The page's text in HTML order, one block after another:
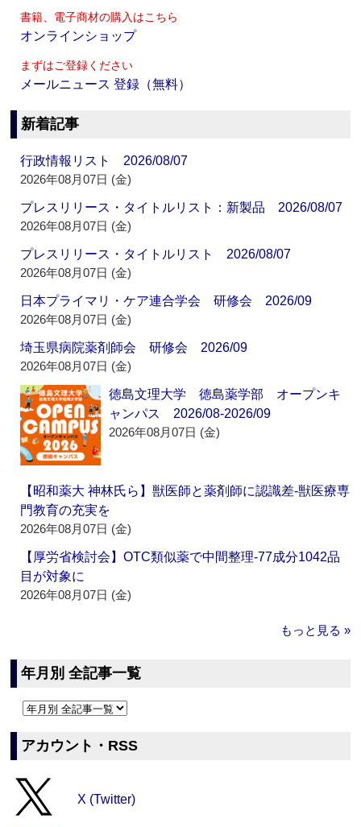
書籍、電子商材の購入はこちら
オンラインショップ
まずはご登録ください
メールニュース 登録（無料）
新着記事
行政情報リスト 2026/08/07
2026年08月07日 (金)
プレスリリース・タイトルリスト：新製品 2026/08/07
2026年08月07日 (金)
プレスリリース・タイトルリスト 2026/08/07
2026年08月07日 (金)
日本プライマリ・ケア連合学会 研修会 2026/09
2026年08月07日 (金)
埼玉県病院薬剤師会 研修会 2026/09
2026年08月07日 (金)
徳島文理大学 徳島薬学部 オープンキ
ャンパス 2026/08-2026/09
2026年08月07日 (金)
【昭和薬大 神林氏ら】獣医師と薬剤師に認識差‐獣医療専
門教育の充実を
2026年08月07日 (金)
【厚労省検討会】OTC類似薬で中間整理‐77成分1042品
目が対象に
2026年08月07日 (金)
もっと見る »
年月別 全記事一覧
アカウント・RSS
X (Twitter)